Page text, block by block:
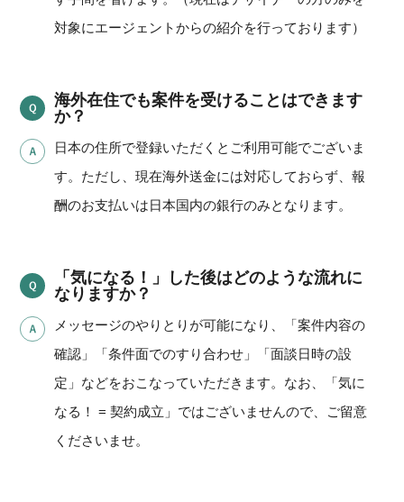
対象にエージェントからの紹介を行っております）
海外在住でも案件を受けることはできます
か？
日本の住所で登録いただくとご利用可能でございま
す。ただし、現在海外送金には対応しておらず、報
酬のお支払いは日本国内の銀行のみとなります。
「気になる！」した後はどのような流れに
なりますか？
メッセージのやりとりが可能になり、「案件内容の
確認」「条件面でのすり合わせ」「面談日時の設
定」などをおこなっていただきます。なお、「気に
なる！ = 契約成立」ではございませんので、ご留意
くださいませ。